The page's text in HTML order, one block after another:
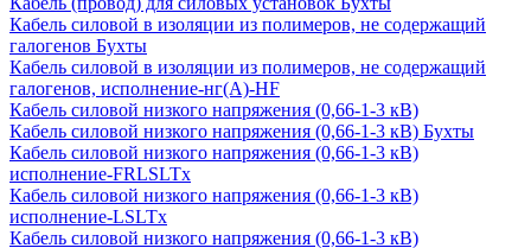
Кабель силовой в изоляции из полимеров, не содержащий
галогенов Бухты
Кабель силовой в изоляции из полимеров, не содержащий
галогенов, исполнение-нг(А)-HF
Кабель силовой низкого напряжения (0,66-1-3 кВ)
Кабель силовой низкого напряжения (0,66-1-3 кВ) Бухты
Кабель силовой низкого напряжения (0,66-1-3 кВ)
исполнение-FRLSLTx
Кабель силовой низкого напряжения (0,66-1-3 кВ)
исполнение-LSLTx
Кабель силовой низкого напряжения (0,66-1-3 кВ)